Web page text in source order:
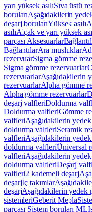
yarı yüksek asılıSıva üstü
borularıAşağıdakilerin
deşarj borularıYüksek asılı
asılıAlçak ve yarı yüksek
parçası Aksesuarlar
BağlantılarAra musluklar
rezervuarSigma gömme
Sigma gömme rezervuarlar
rezervuarlarAşağıdakilerin
rezervuarlarAlpha gömme
Alpha gömme rezervuarlar
deşarj valfleriDoldurma
Doldurma valfleriGömme
valfleriAşağıdakilerin
doldurma valfleriSeramik
valfleriAşağıdakilerin
doldurma valfleriÜniversal
valfleriAşağıdakilerin
doldurma valfleriDeşarj
valfleri2 kademeli deşarj
deşarjİç takımlar
deşarjAşağıdakilerin yedek
sistemleriGeberit Mepla
parçası Sistem boruları ML